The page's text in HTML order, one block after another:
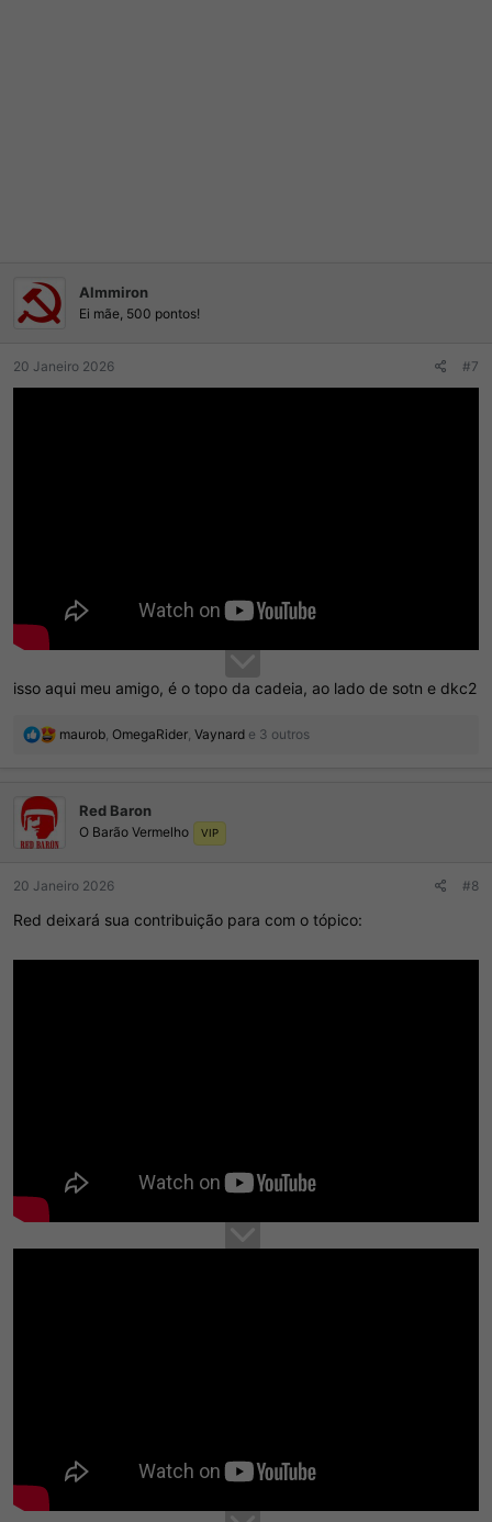
Almmiron
Ei mãe, 500 pontos!
20 Janeiro 2026 #7
isso aqui meu amigo, é o topo da cadeia, ao lado de sotn e dkc2
R
s
maurob, OmegaRider, Vaynard e 3 outros
Red Baron
O Barão Vermelho VIP
20 Janeiro 2026 #8
Red deixará sua contribuição para com o tópico: